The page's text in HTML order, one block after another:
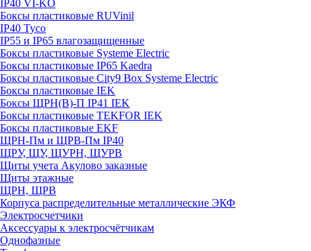
IP40 VI-KO
Боксы пластиковые RUVinil
IP40 Тусо
IP55 и IP65 влагозащищенные
Боксы пластиковые Systeme Electric
Боксы пластиковые IP65 Kaedra
Боксы пластиковые City9 Box Systeme Electric
Боксы пластиковые IEK
Боксы ЩРН(В)-П IP41 IEK
Боксы пластиковые TEKFOR IEK
Боксы пластиковые EKF
ЩРН-Пм и ЩРВ-Пм IP40
ЩРУ, ЩУ, ЩУРН, ЩУРВ
Щиты учета Акулово заказные
Щиты этажные
ЩРН, ЩРВ
Корпуса распределительные металлические ЭКФ
Электросчетчики
Аксессуары к электросчётчикам
Однофазные